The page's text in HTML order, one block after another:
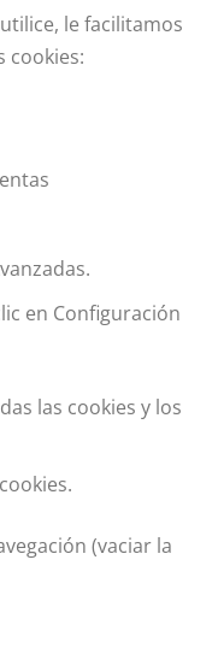
le facilitamos
cookies:
en Configuración
las cookies y los
(vaciar la